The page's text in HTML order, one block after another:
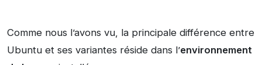
Comme nous l’avons vu, la principale différence entre
Ubuntu et ses variantes réside dans l’environnement